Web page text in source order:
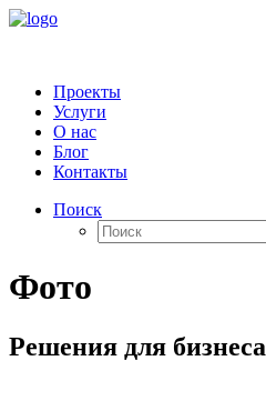
Проекты
Услуги
О нас
Блог
Контакты
Поиск
Фото
Решения для бизнеса